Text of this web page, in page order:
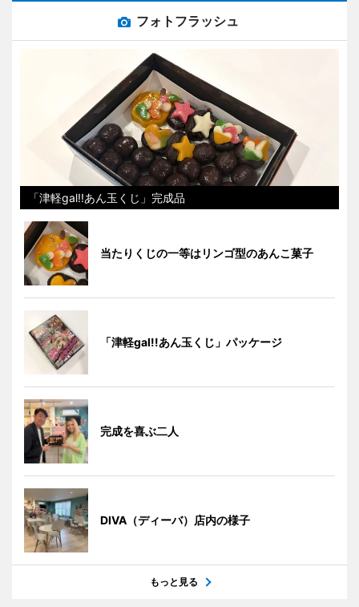
フォトフラッシュ
「津軽gal!!あん玉くじ」完成品
当たりくじの一等はリンゴ型のあんこ菓子
「津軽gal!!あん玉くじ」パッケージ
完成を喜ぶ二人
DIVA（ディーバ）店内の様子
もっと見る